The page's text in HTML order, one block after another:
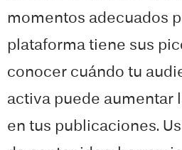
momentos adecuados
plataforma tiene sus
conocer cuándo tu
activa puede aumentar
en tus publicaciones.